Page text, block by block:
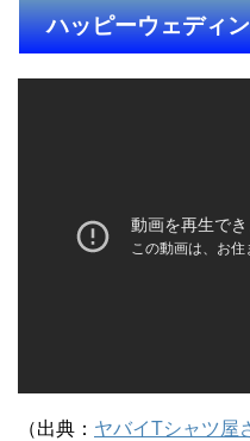
ハッピーウェディ
（出典： ヤバイTシャツ屋